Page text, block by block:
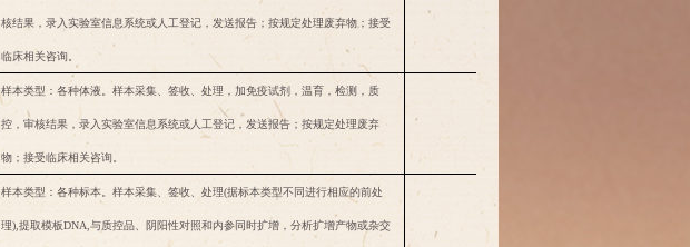
核结果，录入实验室信息系统或人工登记，发送报告；按规定处理废弃物；接受
临床相关咨询。
样本类型：各种体液。样本采集、签收、处理，加免疫试剂，温育，检测，质
控，审核结果，录入实验室信息系统或人工登记，发送报告；按规定处理废弃
物；接受临床相关咨询。
样本类型：各种标本。样本采集、签收、处理(据标本类型不同进行相应的前处
理),提取模板DNA,与质控品、阴阳性对照和内参同时扩增，分析扩增产物或杂交